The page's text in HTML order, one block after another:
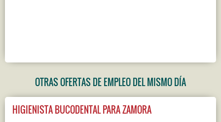
OTRAS OFERTAS DE EMPLEO DEL MISMO DÍA
HIGIENISTA BUCODENTAL PARA ZAMORA